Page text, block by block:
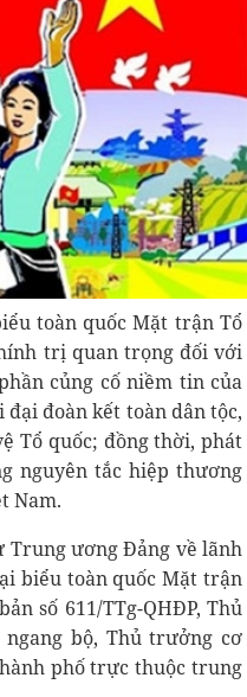
toàn quốc Mặt trận Tổ
trị quan trọng đối với
củng cố niềm tin của
đoàn kết toàn dân tộc,
Tổ quốc; đồng thời, phát
nguyên tắc hiệp thương
Nam.
Trung ương Đảng về lãnh
biểu toàn quốc Mặt trận
số 611/TTg-QHĐP, Thủ
bộ, Thủ trưởng cơ
phố trực thuộc trung